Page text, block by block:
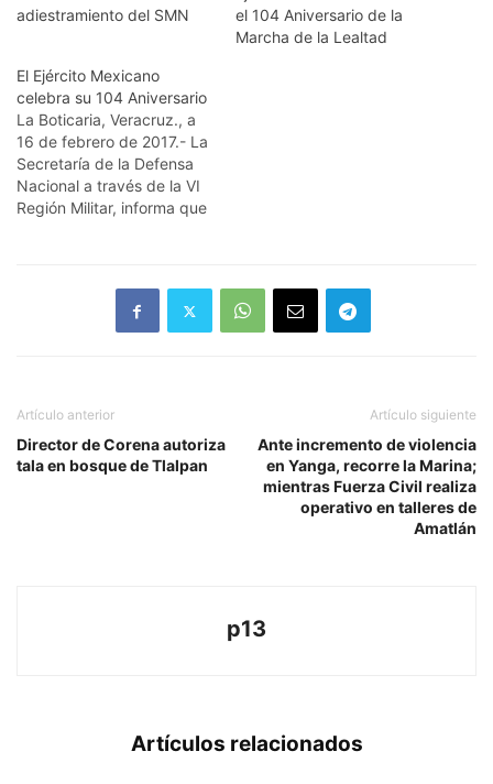
adiestramiento del SMN
el 104 Aniversario de la
Marcha de la Lealtad
El Ejército Mexicano
celebra su 104 Aniversario
La Boticaria, Veracruz., a
16 de febrero de 2017.- La
Secretaría de la Defensa
Nacional a través de la VI
Región Militar, informa que
Mexicano. Producto de la
iniciativa del Presidente
Artículo anterior
Director de Corena autoriza
tala en bosque de Tlalpan
Artículo siguiente
Ante incremento de violencia
en Yanga, recorre la Marina;
mientras Fuerza Civil realiza
operativo en talleres de
Amatlán
p13
Artículos relacionados